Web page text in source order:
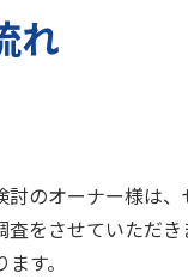
れ
のオーナー様は
をさせていただき
す。